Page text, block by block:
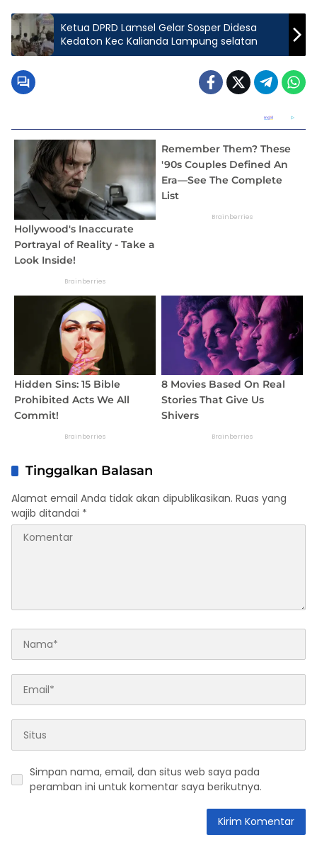
Ketua DPRD Lamsel Gelar Sosper Didesa
Kedaton Kec Kalianda Lampung selatan
Tinggalkan Balasan
Alamat email Anda tidak akan dipublikasikan. Ruas yang
wajib ditandai *
Simpan nama, email, dan situs web saya pada
peramban ini untuk komentar saya berikutnya.